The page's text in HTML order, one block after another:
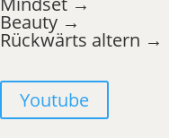
Beauty →
Rückwärts altern →
Youtube